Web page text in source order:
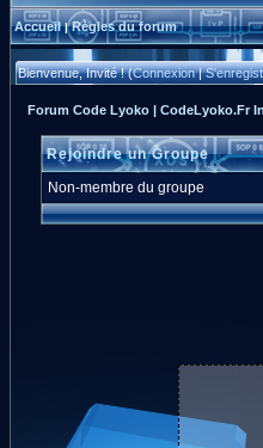
Accueil|Règles du forum
Bienvenue, Invité ! (Connexion|
Forum Code Lyoko | CodeLyoko.Fr
Rejoindre un Groupe
Non-membre du groupe